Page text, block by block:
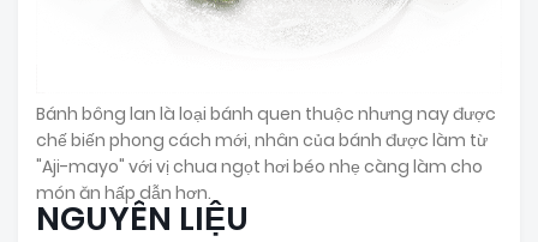
Bánh bông lan là loại bánh quen thuộc nhưng nay được
chế biến phong cách mới, nhân của bánh được làm từ
"Aji-mayo" với vị chua ngọt hơi béo nhẹ càng làm cho
món ăn hấp dẫn hơn.
NGUYÊN LIỆU